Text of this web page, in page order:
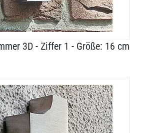
3D - Ziffer 1 - Größe: 16 cm